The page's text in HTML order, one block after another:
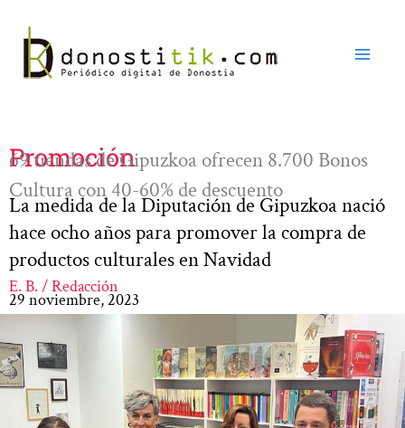
contenido
Promoción
69 tiendas de Gipuzkoa ofrecen 8.700 Bonos
Cultura con 40-60% de descuento
La medida de la Diputación de Gipuzkoa nació
hace ocho años para promover la compra de
productos culturales en Navidad
E. B. / Redacción
29 noviembre, 2023